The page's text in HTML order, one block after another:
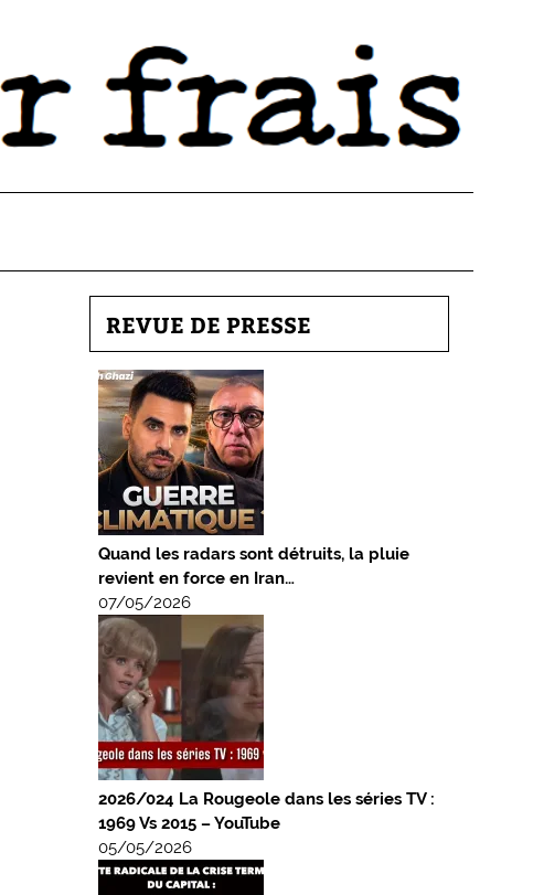
REVUE DE PRESSE
Quand les radars sont détruits, la pluie
revient en force en Iran…
07/05/2026
2026/024 La Rougeole dans les séries TV :
1969 Vs 2015 – YouTube
05/05/2026